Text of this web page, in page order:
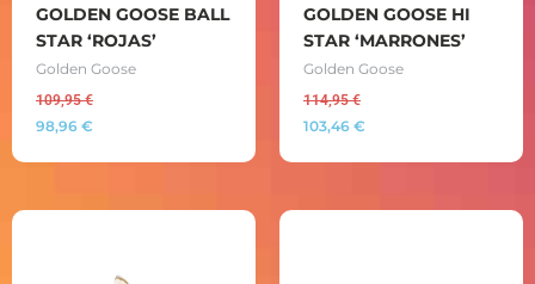
GOLDEN GOOSE BALL
STAR ‘ROJAS’
Golden Goose
109,95€
98,96 €
GOLDEN GOOSE HI
STAR ‘MARRONES’
Golden Goose
114,95€
103,46 €